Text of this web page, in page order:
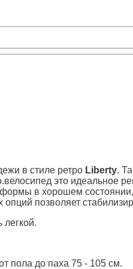
в стиле ретро Liberty.
это
в хорошем
позволяет
легкой.
пола до паха 75 - 105 см.